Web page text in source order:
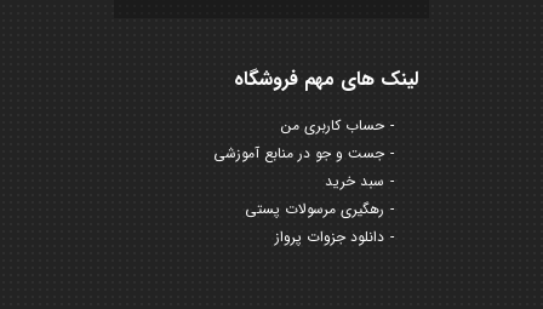
لینک های مهم فروشگاه
حساب کاربری من
جست و جو در منابع آموزشی
سبد خرید
رهگیری مرسولات پستی
دانلود جزوات پرواز